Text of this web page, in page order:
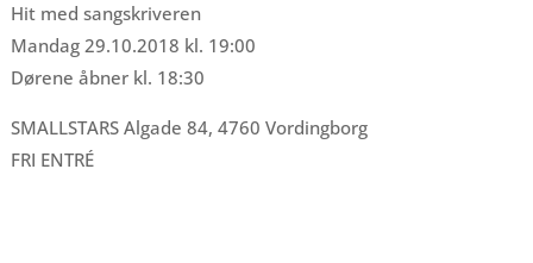
Hit med sangskriveren
Mandag 29.10.2018 kl. 19:00
Dørene åbner kl. 18:30
SMALLSTARS Algade 84, 4760 Vordingborg
FRI ENTRÉ